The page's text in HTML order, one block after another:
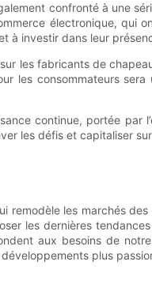
confronté à une
électronique, qui
à investir dans leur
les fabricants de
les consommateurs
continue, portée par
les défis et capitaliser
les marchés
les dernières
aux besoins de
plus